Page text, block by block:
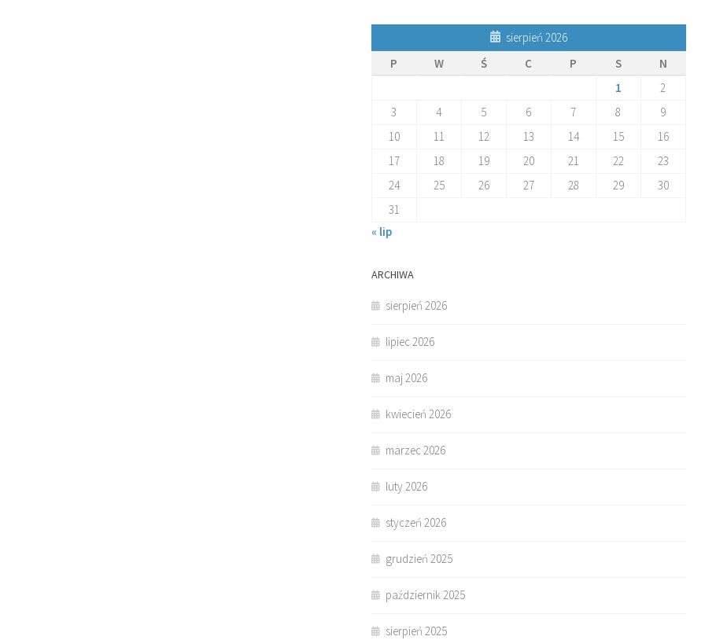
sierpień 2026
P
W Ś C P S
N
1
2
3
4 5 6 7 8
9
10
11 12 13 14 15
16
17
18 19 20 21 22
23
24
25 26 27 28 29
30
31
« lip
ARCHIWA
sierpień 2026
lipiec 2026
maj 2026
kwiecień 2026
marzec 2026
luty 2026
styczeń 2026
grudzień 2025
październik 2025
sierpień 2025